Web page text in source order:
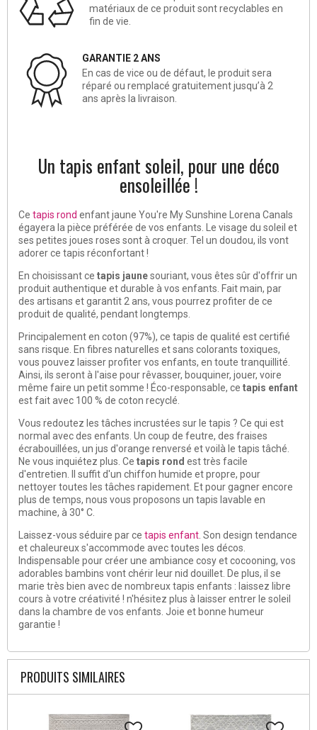
matériaux de ce produit sont recyclables en
fin de vie.
GARANTIE 2 ANS
En cas de vice ou de défaut, le produit sera
réparé ou remplacé gratuitement jusqu’à 2
ans après la livraison.
Un tapis enfant soleil, pour une déco
ensoleillée !
Ce tapis rond enfant jaune You're My Sunshine Lorena Canals
égayera la pièce préférée de vos enfants. Le visage du soleil et
ses petites joues roses sont à croquer. Tel un doudou, ils vont
adorer ce tapis réconfortant !
En choisissant ce tapis jaunesouriant, vous êtes sûr d'offrir un
produit authentique et durable à vos enfants. Fait main, par
des artisans et garantit 2 ans, vous pourrez profiter de ce
produit de qualité, pendant longtemps.
Principalement en coton (97%), ce tapis de qualité est certifié
sans risque. En fibres naturelles et sans colorants toxiques,
vous pouvez laisser profiter vos enfants, en toute tranquillité.
Ainsi, ils seront à l'aise pour rêvasser, bouquiner, jouer, voire
même faire un petit somme ! Éco-responsable, ce tapis enfant
est fait avec 100 % de coton recyclé.
Vous redoutez les tâches incrustées sur le tapis ? Ce qui est
normal avec des enfants. Un coup de feutre, des fraises
écrabouillées, un jus d'orange renversé et voilà le tapis tâché.
Ne vous inquiétez plus. Ce tapis rond est très facile
d'entretien. Il suffit d'un chiffon humide et propre, pour
nettoyer toutes les tâches rapidement. Et pour gagner encore
plus de temps, nous vous proposons un tapis lavable en
machine, à 30° C.
Laissez-vous séduire par ce tapis enfant . Son design tendance
et chaleureux s'accommode avec toutes les décos.
Indispensable pour créer une ambiance cosy et cocooning, vos
adorables bambins vont chérir leur nid douillet. De plus, il se
marie très bien avec de nombreux tapis enfants : laissez libre
cours à votre créativité ! n'hésitez plus à laisser entrer le soleil
dans la chambre de vos enfants. Joie et bonne humeur
garantie !
PRODUITS SIMILAIRES